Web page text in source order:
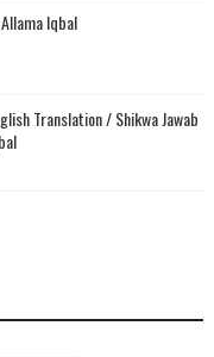
Iqbal
Translation / Shikwa Jawab